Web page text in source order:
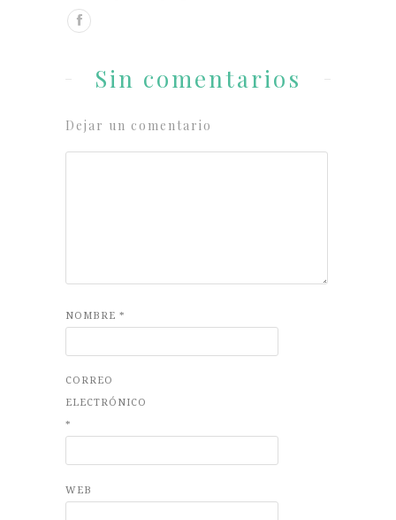
Sin comentarios
Dejar un comentario
NOMBRE *
CORREO
ELECTRÓNICO
*
WEB